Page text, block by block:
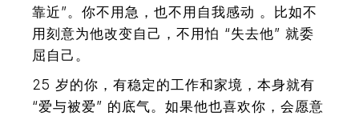
靠近”。你不用急，也不用自我感动 。比如不
用刻意为他改变自己，不用怕 “失去他” 就委
屈自己。
25 岁的你，有稳定的工作和家境，本身就有
“爱与被爱” 的底气。如果他也喜欢你，会愿意